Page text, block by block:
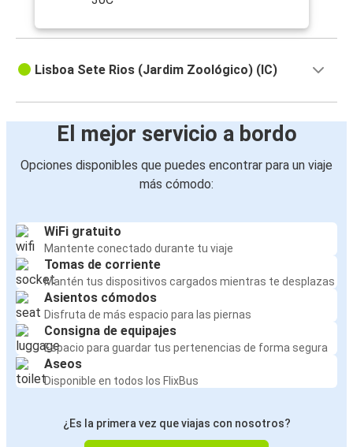
Lisboa Sete Rios (Jardim Zoológico) (IC)
El mejor servicio a bordo
Opciones disponibles que puedes encontrar para un viaje
más cómodo:
WiFi gratuito
Mantente conectado durante tu viaje
Tomas de corriente
Mantén tus dispositivos cargados mientras te desplazas
Asientos cómodos
Disfruta de más espacio para las piernas
Consigna de equipajes
Espacio para guardar tus pertenencias de forma segura
Aseos
Disponible en todos los FlixBus
¿Es la primera vez que viajas con nosotros?